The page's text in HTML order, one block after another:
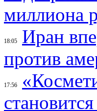
миллиона
18:05
Иран
против
17:56